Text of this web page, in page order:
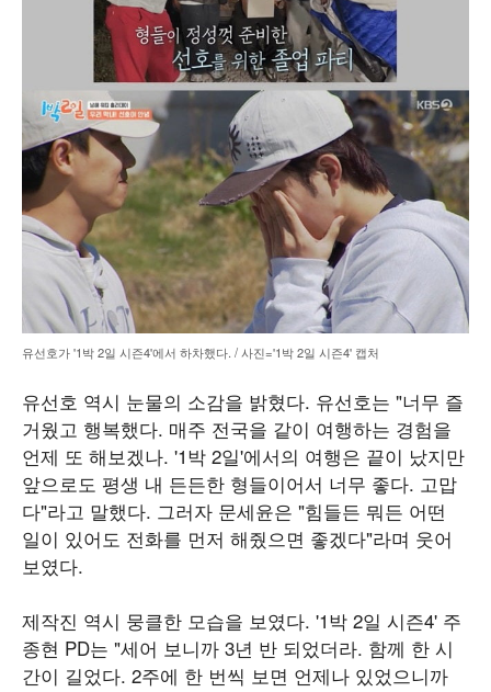
유선호가 '1박 2일 시즌4'에서 하차했다. / 사진='1박 2일 시즌4' 캡처
유선호 역시 눈물의 소감을 밝혔다. 유선호는 "너무 즐
거웠고 행복했다. 매주 전국을 같이 여행하는 경험을
언제 또 해보겠나. '1박 2일'에서의 여행은 끝이 났지만
앞으로도 평생 내 든든한 형들이어서 너무 좋다. 고맙
다"라고 말했다. 그러자 문세윤은 "힘들든 뭐든 어떤
일이 있어도 전화를 먼저 해줬으면 좋겠다"라며 웃어
보였다.
제작진 역시 뭉클한 모습을 보였다. '1박 2일 시즌4' 주
종현 PD는 "세어 보니까 3년 반 되었더라. 함께 한 시
간이 길었다. 2주에 한 번씩 보면 언제나 있었으니까